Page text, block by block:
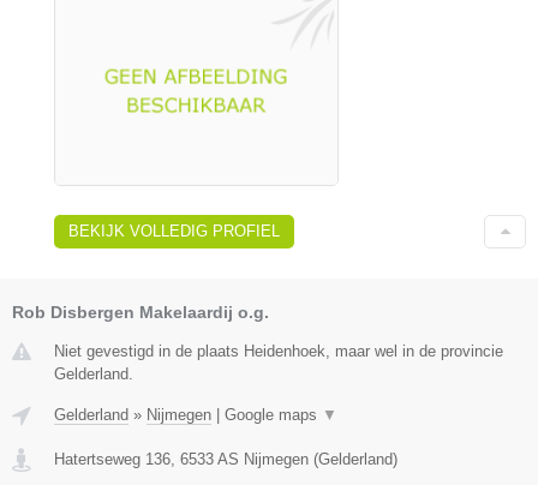
BEKIJK VOLLEDIG PROFIEL
Rob Disbergen Makelaardij o.g.
Niet gevestigd in de plaats Heidenhoek, maar wel in de provincie
Gelderland.
Gelderland » Nijmegen Google maps ▼
Hatertseweg 136 6533 AS Nijmegen (Gelderland)